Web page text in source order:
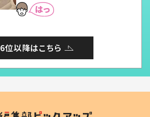
6位以降はこちら